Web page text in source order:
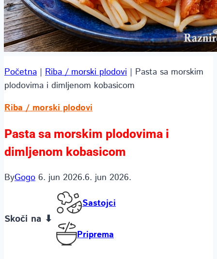
Početna | Riba / morski plodovi | Pasta sa morskim
plodovima i dimljenom kobasicom
Riba / morski plodovi
Pasta sa morskim plodovima i
dimljenom kobasicom
ByGogo 6. jun 2026.6. jun 2026.
Skoči na ⬇
Sastojci
Priprema